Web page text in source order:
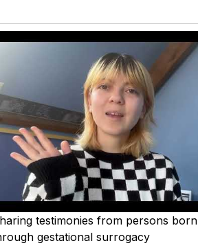
testimonies from persons born
gestational surrogacy